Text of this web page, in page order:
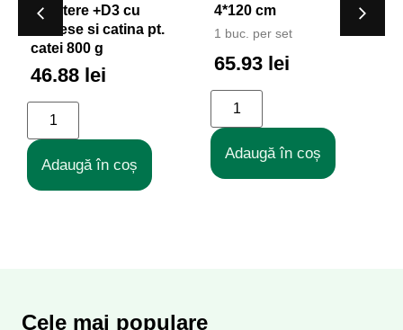
4*120 cm
1 buc. per set
65.93 lei
mm x 80 cm
1 buc. per set
19.96 lei
Adaugă în coș
Cele mai populare